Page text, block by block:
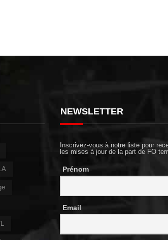
NEWSLETTER
Inscrivez-vous à notre liste pour
les mises à jour de la part de FO
Prénom
Email